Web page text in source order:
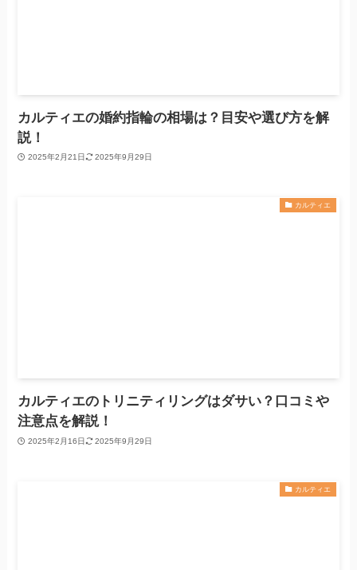
カルティエの婚約指輪の相場は？目安や選び方を解
説！
2025年2月21日 2025年9月29日
カルティエ
カルティエのトリニティリングはダサい？口コミや
注意点を解説！
2025年2月16日 2025年9月29日
カルティエ